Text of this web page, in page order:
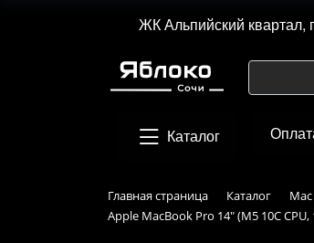
ЖК Альпийский квартал,
Каталог
Главная страница Каталог Mac
Apple MacBook Pro 14" (M5 10C CPU,